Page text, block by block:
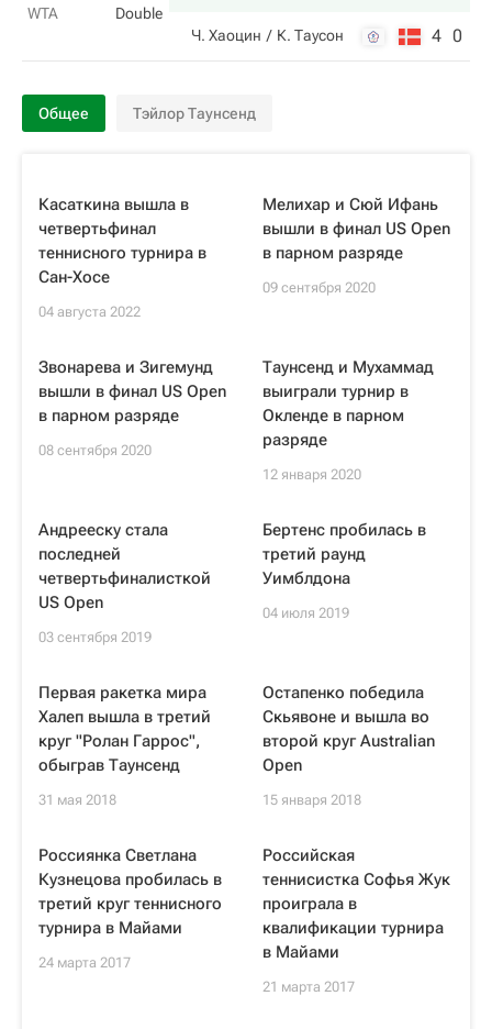
WTA
Double
Ч. Хаоцин К. Таусон 4 0
Общее Тэйлор Таунсенд
Касаткина вышла в
четвертьфинал
теннисного турнира в
Сан-Хосе
04 августа 2022
Мелихар и Сюй Ифань
вышли в финал US Open
в парном разряде
09 сентября 2020
Звонарева и Зигемунд
вышли в финал US Open
в парном разряде
08 сентября 2020
Таунсенд и Мухаммад
выиграли турнир в
Окленде в парном
разряде
12 января 2020
Андрееску стала
последней
четвертьфиналисткой
US Open
03 сентября 2019
Бертенс пробилась в
третий раунд
Уимблдона
04 июля 2019
Первая ракетка мира
Халеп вышла в третий
круг "Ролан Гаррос",
обыграв Таунсенд
31 мая 2018
Остапенко победила
Скьявоне и вышла во
второй круг Australian
Open
15 января 2018
Россиянка Светлана
Кузнецова пробилась в
третий круг теннисного
турнира в Майами
24 марта 2017
Российская
теннисистка Софья Жук
проиграла в
квалификации турнира
в Майами
21 марта 2017